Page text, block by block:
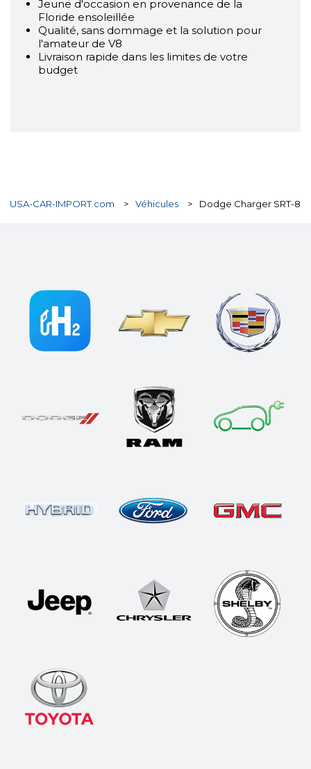
Jeune d'occasion en provenance de la
Floride ensoleillée
Qualité, sans dommage et la solution pour
l'amateur de V8
Livraison rapide dans les limites de votre
budget
USA-CAR-IMPORT.com > Véhicules > Dodge Charger SRT-8